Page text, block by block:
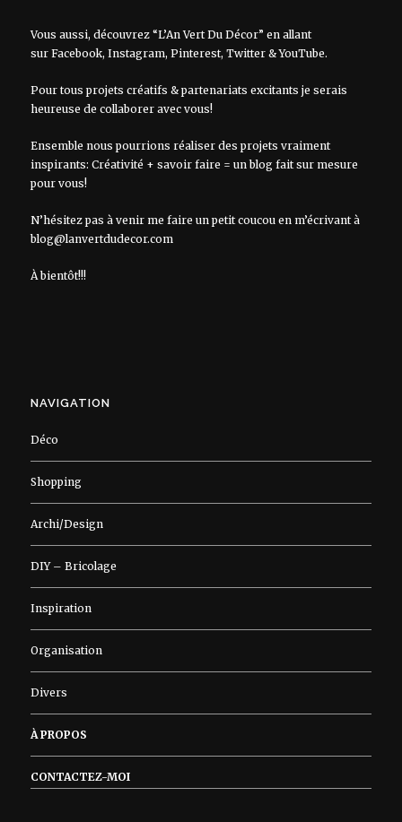
Vous aussi, découvrez “L’An Vert Du Décor” en allant
sur Facebook, Instagram, Pinterest, Twitter&YouTube.
Pour tous projets créatifs & partenariats excitants je serais
heureuse de collaborer avec vous!
Ensemble nous pourrions réaliser des projets vraiment
inspirants: Créativité + savoir faire = un blog fait sur mesure
pour vous!
N’hésitez pas à venir me faire un petit coucou en m’écrivant à
blog@lanvertdudecor.com
À bientôt!!!
NAVIGATION
Déco
Shopping
Archi/Design
DIY – Bricolage
Inspiration
Organisation
Divers
À PROPOS
CONTACTEZ-MOI